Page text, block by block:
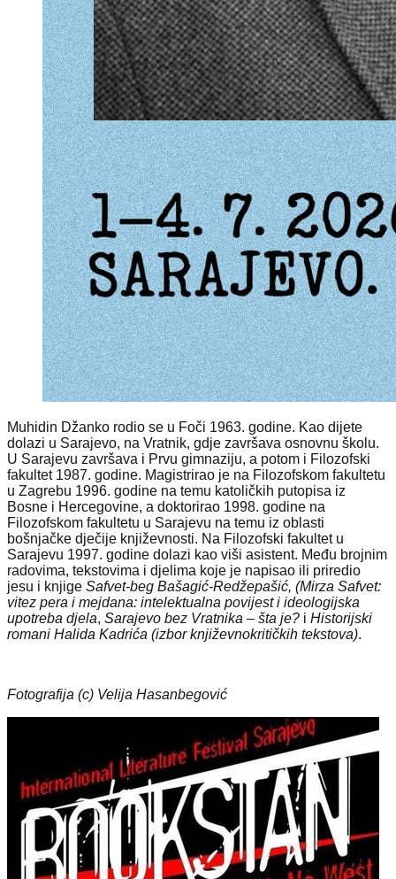
Muhidin Džanko rodio se u Foči 1963. godine. Kao dijete
dolazi u Sarajevo, na Vratnik, gdje završava osnovnu školu.
U Sarajevu završava i Prvu gimnaziju, a potom i Filozofski
fakultet 1987. godine. Magistrirao je na Filozofskom fakultetu
u Zagrebu 1996. godine na temu katoličkih putopisa iz
Bosne i Hercegovine, a doktorirao 1998. godine na
Filozofskom fakultetu u Sarajevu na temu iz oblasti
bošnjačke dječije književnosti. Na Filozofski fakultet u
Sarajevu 1997. godine dolazi kao viši asistent. Među brojnim
radovima, tekstovima i djelima koje je napisao ili priredio
jesu i knjige Safvet-beg Bašagić-Redžepašić, (Mirza Safvet:
vitez pera i mejdana: intelektualna povijest i ideologijska
upotreba djela, Sarajevo bez Vratnika – šta je? i Historijski
romani Halida Kadrića (izbor književnokritičkih tekstova).
Fotografija (c) Velija Hasanbegović